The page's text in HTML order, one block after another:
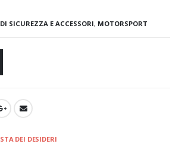
SICUREZZA E ACCESSORI, MOTORSPORT
DEI DESIDERI